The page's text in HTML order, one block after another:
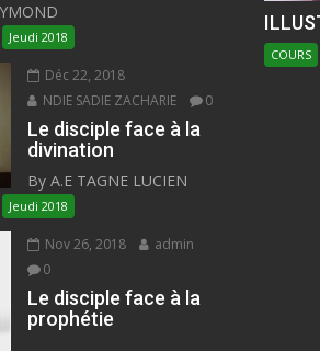
Jeudi 2018
Déc 22, 2018
NDIE SADIE ZACHARIE
0
Le disciple face à la
divination
By A.E TAGNE LUCIEN
Jeudi 2018
Nov 26, 2018
admin
0
Le disciple face à la
prophétie
COURS